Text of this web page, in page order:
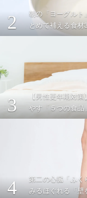
2
朝の「ヨーグルト
とめて補える食
3
【男性更年期対
やす「５つの食品」
4
第二の心臓「ふく
みるほぐれる「壁